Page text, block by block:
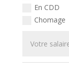
En CDD
Chomage